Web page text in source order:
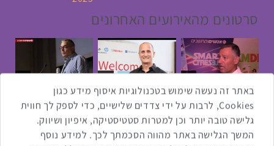
סרטונים מהאירועים האחרונים
4:00
2:33
1:43
3:52
1:14
באתר זה נעשה שימוש בטכנולוגיות איסוף מידע כגון
Cookies, לרבות על ידי צדדים שלישיים, כדי לספק לך חווית
גלישה טובה יותר וכן למטרות סטטיסטיקה, איפיון ושיווק.
המשך הגלישה באתר מהווה הסכמתך לכך. למידע נוסף